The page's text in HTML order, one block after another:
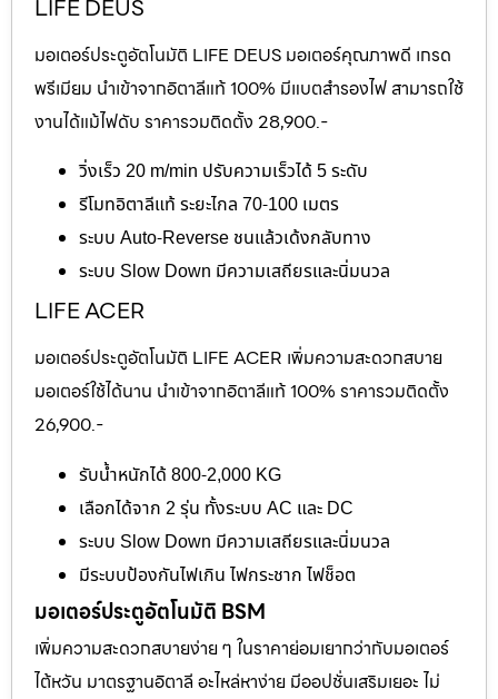
LIFE DEUS
มอเตอร์ประตูอัตโนมัติ LIFE DEUS มอเตอร์คุณภาพดี เกรด
พรีเมียม นำเข้าจากอิตาลีแท้ 100% มีแบตสำรองไฟ สามารถใช้
งานได้แม้ไฟดับ ราคารวมติดตั้ง 28,900.-
วิ่งเร็ว 20 m/min ปรับความเร็วได้ 5 ระดับ
รีโมทอิตาลีแท้ ระยะไกล 70-100 เมตร
ระบบ Auto-Reverse ชนแล้วเด้งกลับทาง
ระบบ Slow Down มีความเสถียรและนิ่มนวล
LIFE ACER
มอเตอร์ประตูอัตโนมัติ LIFE ACER เพิ่มความสะดวกสบาย
มอเตอร์ใช้ได้นาน นำเข้าจากอิตาลีแท้ 100% ราคารวมติดตั้ง
26,900.-
รับน้ำหนักได้ 800-2,000 KG
เลือกได้จาก 2 รุ่น ทั้งระบบ AC และ DC
ระบบ Slow Down มีความเสถียรและนิ่มนวล
มีระบบป้องกันไฟเกิน ไฟกระชาก ไฟช็อต
มอเตอร์ประตูอัตโนมัติ BSM
เพิ่มความสะดวกสบายง่าย ๆ ในราคาย่อมเยากว่ากับมอเตอร์
ไต้หวัน มาตรฐานอิตาลี อะไหล่หาง่าย มีออปชั่นเสริมเยอะ ไม่